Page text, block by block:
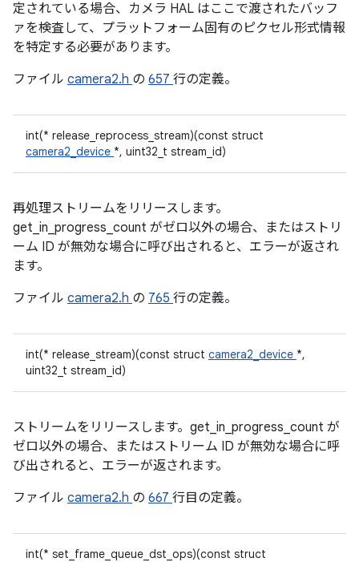
定されている場合、カメラ HAL はここで渡されたバッフ
ァを検査して、プラットフォーム固有のピクセル形式情報
を特定する必要があります。
ファイル camera2.h の 657 行の定義。
int(* release_reprocess_stream)(const struct
camera2_device *, uint32_t stream_id)
再処理ストリームをリリースします。
get_in_progress_count がゼロ以外の場合、またはストリ
ーム ID が無効な場合に呼び出されると、エラーが返され
ます。
ファイル camera2.h の 765 行の定義。
int(* release_stream)(const struct camera2_device *,
uint32_t stream_id)
ストリームをリリースします。get_in_progress_count が
ゼロ以外の場合、またはストリーム ID が無効な場合に呼
び出されると、エラーが返されます。
ファイル camera2.h の 667 行目の定義。
int(* set_frame_queue_dst_ops)(const struct